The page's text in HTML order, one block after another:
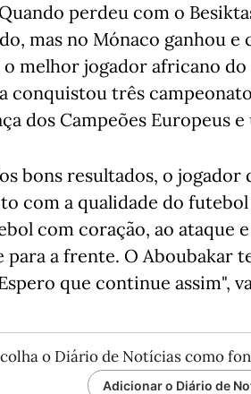
perdeu com o
mas no Mónaco ganhou
melhor jogador africano do
conquistou três
dos Campeões Europeus
bons resultados, o
com a qualidade do
com coração, ao ataque
para a frente. O Aboubakar
que continue assim",
o Diário de Notícias como
Adicionar o Diário de